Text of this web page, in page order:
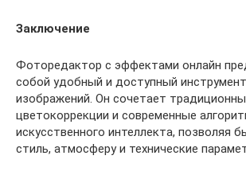
Заключение
Фоторедактор с эффектами онлайн
собой удобный и доступный
изображений. Он сочетает
цветокоррекции и современные
искусственного интеллекта, позволяя
стиль, атмосферу и технические